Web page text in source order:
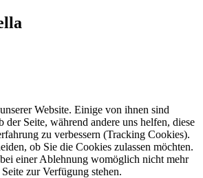
Website. Einige von ihnen sind
der Seite, während andere uns helfen, diese
zu verbessern (Tracking Cookies).
ob Sie die Cookies zulassen möchten.
einer Ablehnung womöglich nicht mehr
zur Verfügung stehen.